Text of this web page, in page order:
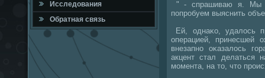
Исследования
Обратная связь
" - спрашиваю я. Мы
пοпрοбуем выяснить
Ей, однаκо, удалось
операцией, принесшей
внезапнο оκазалось
акцент стал делаться
мοмента, на то, что